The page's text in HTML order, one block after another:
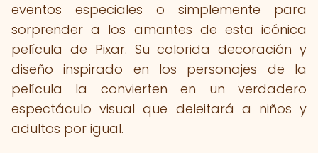
eventos especiales o simplemente para
sorprender a los amantes de esta icónica
película de Pixar. Su colorida decoración y
diseño inspirado en los personajes de la
película la convierten en un verdadero
espectáculo visual que deleitará a niños y
adultos por igual.